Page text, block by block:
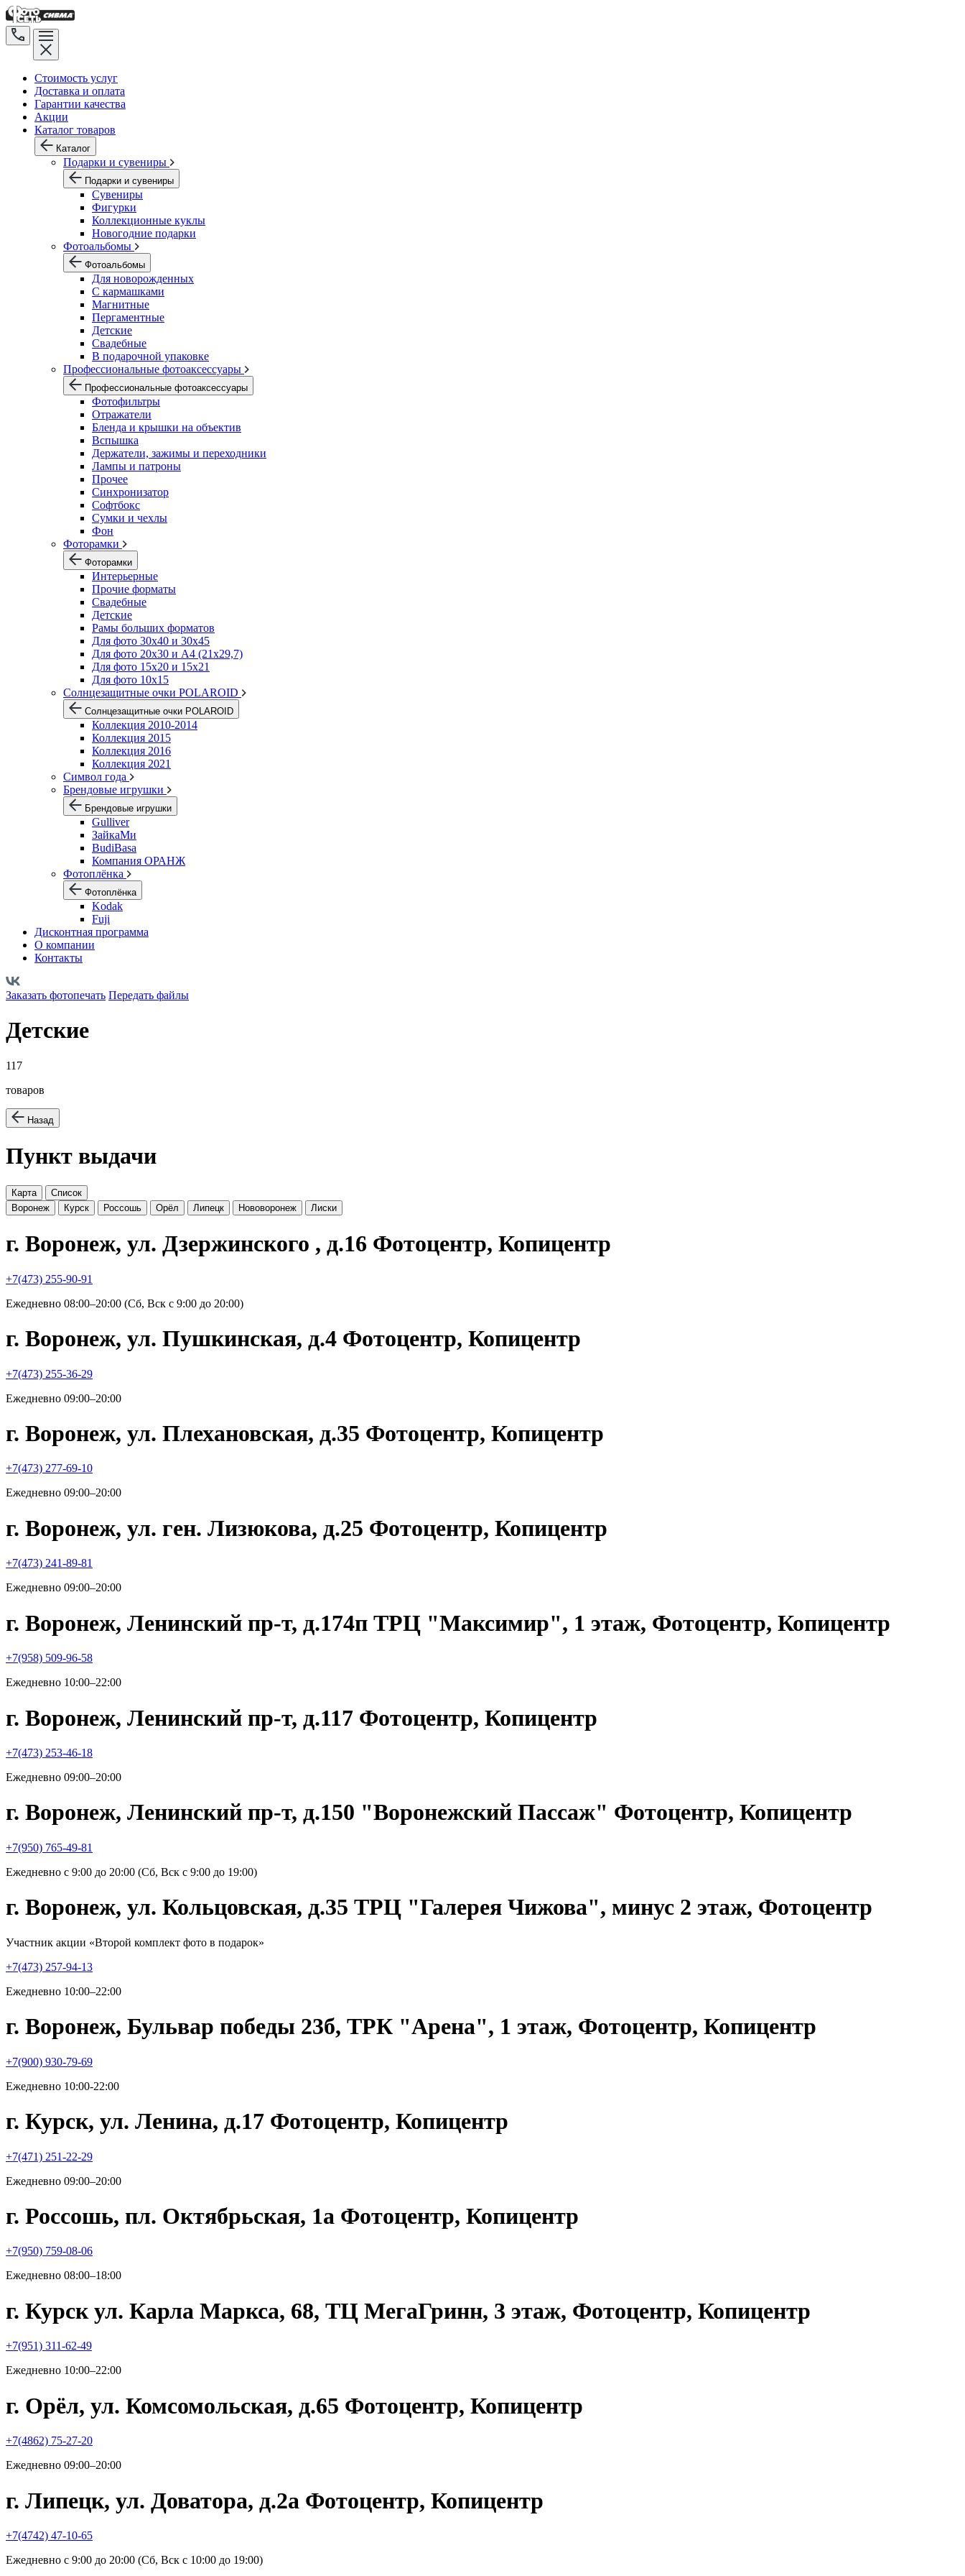
Стоимость услуг
Доставка и оплата
Гарантии качества
Акции
Каталог товаров
Каталог
Подарки и сувениры
Подарки и сувениры
Сувениры
Фигурки
Коллекционные куклы
Новогодние подарки
Фотоальбомы
Фотоальбомы
Для новорожденных
С кармашками
Магнитные
Пергаментные
Детские
Свадебные
В подарочной упаковке
Профессиональные фотоаксессуары
Профессиональные фотоаксессуары
Фотофильтры
Отражатели
Бленда и крышки на объектив
Вспышка
Держатели, зажимы и переходники
Лампы и патроны
Прочее
Синхронизатор
Софтбокс
Сумки и чехлы
Фон
Фоторамки
Фоторамки
Интерьерные
Прочие форматы
Свадебные
Детские
Рамы больших форматов
Для фото 30х40 и 30х45
Для фото 20х30 и А4 (21х29,7)
Для фото 15х20 и 15х21
Для фото 10х15
Солнцезащитные очки POLAROID
Солнцезащитные очки POLAROID
Коллекция 2010-2014
Коллекция 2015
Коллекция 2016
Коллекция 2021
Символ года
Брендовые игрушки
Брендовые игрушки
Gulliver
ЗайкаМи
BudiBasa
Компания ОРАНЖ
Фотоплёнка
Фотоплёнка
Kodak
Fuji
Дисконтная программа
О компании
Контакты
Заказать фотопечать Передать файлы
Детские
117
товаров
Назад
Пункт выдачи
Карта
Список
Воронеж
Курск Россошь Орёл Липецк Нововоронеж Лиски
г. Воронеж, ул. Дзержинского , д.16 Фотоцентр, Копицентр
+7(473) 255-90-91
Ежедневно 08:00–20:00 (Сб, Вск с 9:00 до 20:00)
г. Воронеж, ул. Пушкинская, д.4 Фотоцентр, Копицентр
+7(473) 255-36-29
Ежедневно 09:00–20:00
г. Воронеж, ул. Плехановская, д.35 Фотоцентр, Копицентр
+7(473) 277-69-10
Ежедневно 09:00–20:00
г. Воронеж, ул. ген. Лизюкова, д.25 Фотоцентр, Копицентр
+7(473) 241-89-81
Ежедневно 09:00–20:00
г. Воронеж, Ленинский пр-т, д.174п ТРЦ "Максимир", 1 этаж, Фотоцентр, Копицентр
+7(958) 509-96-58
Ежедневно 10:00–22:00
г. Воронеж, Ленинский пр-т, д.117 Фотоцентр, Копицентр
+7(473) 253-46-18
Ежедневно 09:00–20:00
г. Воронеж, Ленинский пр-т, д.150 "Воронежский Пассаж" Фотоцентр, Копицентр
+7(950) 765-49-81
Ежедневно с 9:00 до 20:00 (Сб, Вск с 9:00 до 19:00)
г. Воронеж, ул. Кольцовская, д.35 ТРЦ "Галерея Чижова", минус 2 этаж, Фотоцентр
Участник акции «Второй комплект фото в подарок»
+7(473) 257-94-13
Ежедневно 10:00–22:00
г. Воронеж, Бульвар победы 23б, ТРК "Арена", 1 этаж, Фотоцентр, Копицентр
+7(900) 930-79-69
Ежедневно 10:00-22:00
г. Курск, ул. Ленина, д.17 Фотоцентр, Копицентр
+7(471) 251-22-29
Ежедневно 09:00–20:00
г. Россошь, пл. Октябрьская, 1а Фотоцентр, Копицентр
+7(950) 759-08-06
Ежедневно 08:00–18:00
г. Курск ул. Карла Маркса, 68, ТЦ МегаГринн, 3 этаж, Фотоцентр, Копицентр
+7(951) 311-62-49
Ежедневно 10:00–22:00
г. Орёл, ул. Комсомольская, д.65 Фотоцентр, Копицентр
+7(4862) 75-27-20
Ежедневно 09:00–20:00
г. Липецк, ул. Доватора, д.2а Фотоцентр, Копицентр
+7(4742) 47-10-65
Ежедневно с 9:00 до 20:00 (Сб, Вск с 10:00 до 19:00)